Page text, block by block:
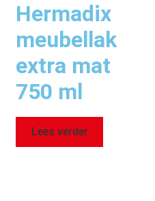
Hermadix
meubellak
extra mat
750 ml
Lees verder